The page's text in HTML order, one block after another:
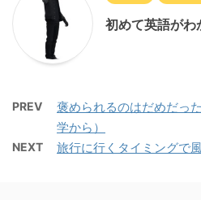
初めて英語がわ
PREV
褒められるのはだめだっ
学から）
NEXT 旅行に行くタイミングで